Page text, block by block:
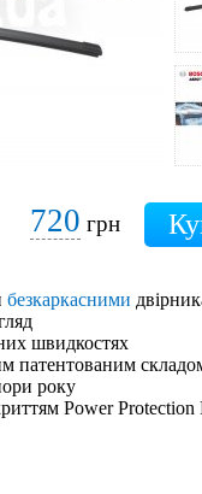
720 грн
безкаркасними
швидкостях
патентованим
року
Power